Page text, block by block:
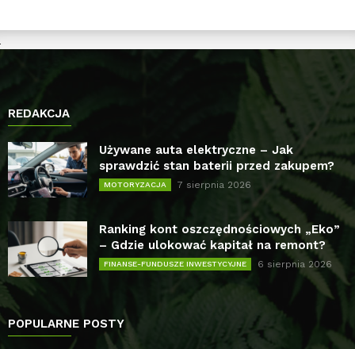
REDAKCJA
Używane auta elektryczne – Jak
sprawdzić stan baterii przed zakupem?
MOTORYZACJA 7 sierpnia 2026
Ranking kont oszczędnościowych „Eko”
– Gdzie ulokować kapitał na remont?
FINANSE-FUNDUSZE INWESTYCYJNE 6 sierpnia 2026
POPULARNE POSTY